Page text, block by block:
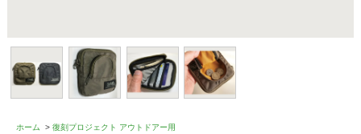
ホーム > 復刻プロジェクト アウトドアー用